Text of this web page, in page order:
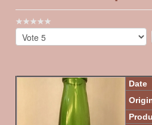
Vote
utilisateur:
Veuillez
voter
Date